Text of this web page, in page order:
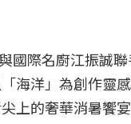
國際名廚江振誠
海洋」為創作靈
上的奢華消暑饗宴